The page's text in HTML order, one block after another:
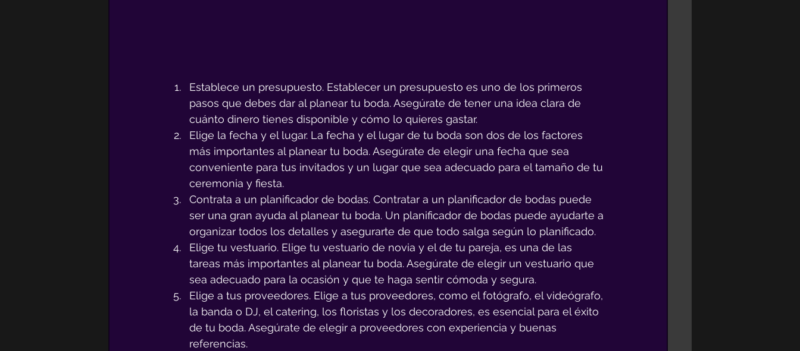
Establece un presupuesto. Establecer un presupuesto es uno de los primeros
pasos que debes dar al planear tu boda. Asegúrate de tener una idea clara de
cuánto dinero tienes disponible y cómo lo quieres gastar.
Elige la fecha y el lugar. La fecha y el lugar de tu boda son dos de los factores
más importantes al planear tu boda. Asegúrate de elegir una fecha que sea
conveniente para tus invitados y un lugar que sea adecuado para el tamaño de tu
ceremonia y fiesta.
Contrata a un planificador de bodas. Contratar a un planificador de bodas puede
ser una gran ayuda al planear tu boda. Un planificador de bodas puede ayudarte a
organizar todos los detalles y asegurarte de que todo salga según lo planificado.
Elige tu vestuario. Elige tu vestuario de novia y el de tu pareja, es una de las
tareas más importantes al planear tu boda. Asegúrate de elegir un vestuario que
sea adecuado para la ocasión y que te haga sentir cómoda y segura.
Elige a tus proveedores. Elige a tus proveedores, como el fotógrafo, el videógrafo,
la banda o DJ, el catering, los floristas y los decoradores, es esencial para el éxito
de tu boda. Asegúrate de elegir a proveedores con experiencia y buenas
referencias.